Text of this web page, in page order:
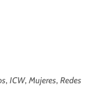
, ICW, Mujeres, Redes